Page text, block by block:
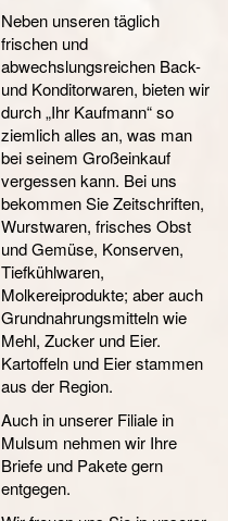
Neben unseren täglich
frischen und
abwechslungsreichen Back-
und Konditorwaren, bieten wir
durch „Ihr Kaufmann“ so
ziemlich alles an, was man
bei seinem Großeinkauf
vergessen kann. Bei uns
bekommen Sie Zeitschriften,
Wurstwaren, frisches Obst
und Gemüse, Konserven,
Tiefkühlwaren,
Molkereiprodukte; aber auch
Grundnahrungsmitteln wie
Mehl, Zucker und Eier.
Kartoffeln und Eier stammen
aus der Region.
Auch in unserer Filiale in
Mulsum nehmen wir Ihre
Briefe und Pakete gern
entgegen.